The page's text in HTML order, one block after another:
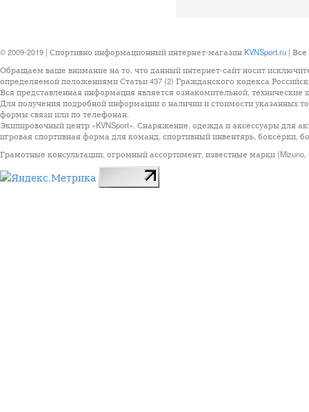
© 2009-2019 | Спортивно информационный интернет-магазин KVNSport.ru |
Обращаем ваше внимание на то, что данный интернет-сайт носит
определяемой положениями Статьи 437 (2) Гражданского кодекса
Вся представленная информация является ознакомительной, технические
Для получения подробной информации о наличии и стоимости указанных
формы связи или по телефонан.
Экипировочный центр «KVNSport». Снаряжение, одежда и аксессуары для
игровая спортивная форма для команд, спортивный инвентярь, боксёрки,
Грамотные консультации, огромный ассортимент, известные марки (Mizuno,